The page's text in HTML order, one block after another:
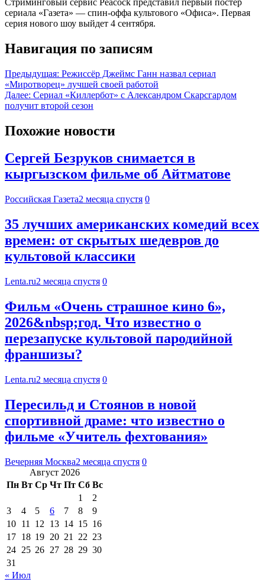
сериала «Газета» — спин-оффа культового «Офиса». Первая
серия нового шоу выйдет 4 сентября.
Навигация по записям
Предыдущая: Режиссёр Джеймс Ганн назвал сериал
«Миротворец» лучшей своей работой
Далее: Сериал «Киллербот» с Александром Скарсгардом
получит второй сезон
Похожие новости
Сергей Безруков снимается в
кыргызском фильме об Айтматове
Российская Газета2 месяца спустя 0
35 лучших американских комедий всех
времен: от скрытых шедевров до
культовой классики
Lenta.ru2 месяца спустя 0
Фильм «Очень страшное кино 6»,
2026&nbsp;год. Что известно о
перезапуске культовой пародийной
франшизы?
Lenta.ru2 месяца спустя 0
Пересильд и Стоянов в новой
спортивной драме: что известно о
фильме «Учитель фехтования»
Вечерняя Москва2 месяца спустя 0
Август 2026
Пн Вт Ср Чт Пт Сб Вс
1
2
3
4 5 6 7 8
9
10 11 12 13 14 15 16
17 18 19 20 21 22 23
24 25 26 27 28 29 30
31
« Июл